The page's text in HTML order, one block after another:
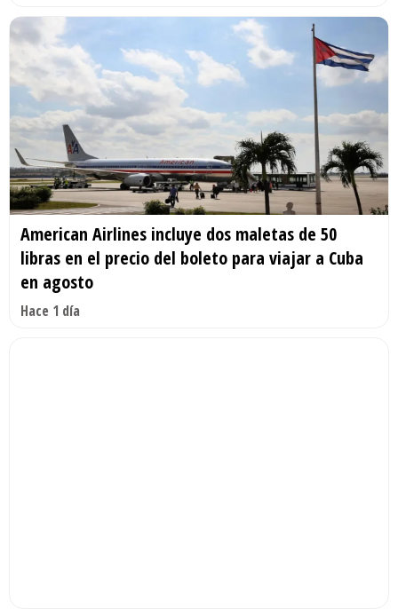
American Airlines incluye dos maletas de 50
libras en el precio del boleto para viajar a Cuba
en agosto
Hace 1 día